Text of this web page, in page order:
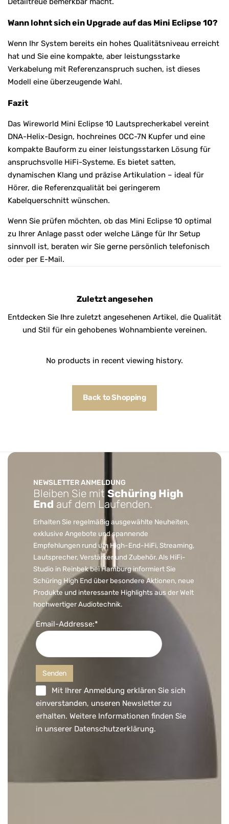
Wann lohnt sich ein Upgrade auf das Mini Eclipse 10?
Wenn Ihr System bereits ein hohes Qualitätsniveau erreicht
hat und Sie eine kompakte, aber leistungsstarke
Verkabelung mit Referenzanspruch suchen, ist dieses
Modell eine überzeugende Wahl.
Fazit
Das Wireworld Mini Eclipse 10 Lautsprecherkabel vereint
DNA-Helix-Design, hochreines OCC-7N Kupfer und eine
kompakte Bauform zu einer leistungsstarken Lösung für
anspruchsvolle HiFi-Systeme. Es bietet satten,
dynamischen Klang und präzise Artikulation – ideal für
Hörer, die Referenzqualität bei geringerem
Kabelquerschnitt wünschen.
Wenn Sie prüfen möchten, ob das Mini Eclipse 10 optimal
zu Ihrer Anlage passt oder welche Länge für Ihr Setup
sinnvoll ist, beraten wir Sie gerne persönlich telefonisch
oder per E-Mail.
Zuletzt angesehen
Entdecken Sie Ihre zuletzt angesehenen Artikel, die Qualität
und Stil für ein gehobenes Wohnambiente vereinen.
No products in recent viewing history.
Back to Shopping
NEWSLETTER ANMELDUNG
Bleiben Sie mit Schüring High
End auf dem Laufenden.
Erhalten Sie regelmäßig ausgewählte Neuheiten,
exklusive Angebote und spannende
Empfehlungen rund um High-End-HiFi, Streaming,
Lautsprecher, Verstärker und Zubehör. Als HiFi-
Studio in Reinbek bei Hamburg informiert Sie
Schüring High End über besondere Aktionen, neue
Produkte und interessante Highlights aus der Welt
hochwertiger Audiotechnik.
Email-Addresse:*
Mit Ihrer Anmeldung erklären Sie sich
einverstanden, unseren Newsletter zu
erhalten. Weitere Informationen finden Sie
in unserer Datenschutzerklärung.